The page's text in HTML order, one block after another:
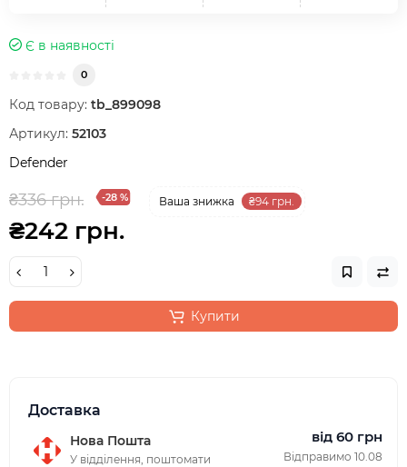
Є в наявності
0
Код товару: tb_899098
Артикул: 52103
Defender
₴336 грн. -28 % Ваша знижка ₴94 грн.
₴242 грн.
Купити
Доставка
Нова Пошта
У відділення, поштомати
від 60 грн
Відправимо 10.08